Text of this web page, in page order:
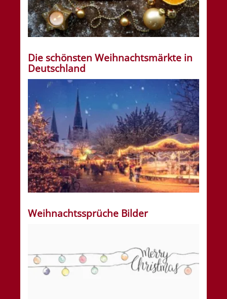
Die schönsten Weihnachtsmärkte in
Deutschland
Weihnachtssprüche Bilder